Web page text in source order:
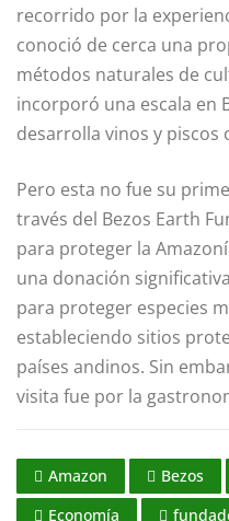
recorrido por la
conoció de cerca una
métodos naturales de
incorporó una escala en
desarrolla vinos y piscos
Pero esta no fue su
través del Bezos Earth
para proteger la
una donación
para proteger especies
estableciendo sitios
países andinos. Sin
visita fue por la
Amazon Bezos
Economía